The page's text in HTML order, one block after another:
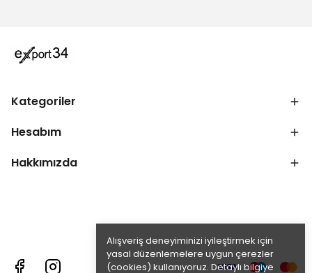
Alışveriş deneyiminizi iyileştirmek için
yasal düzenlemelere uygun çerezler
(cookies) kullanıyoruz. Detaylı bilgiye
Kategoriler
Hesabım
Hakkımızda